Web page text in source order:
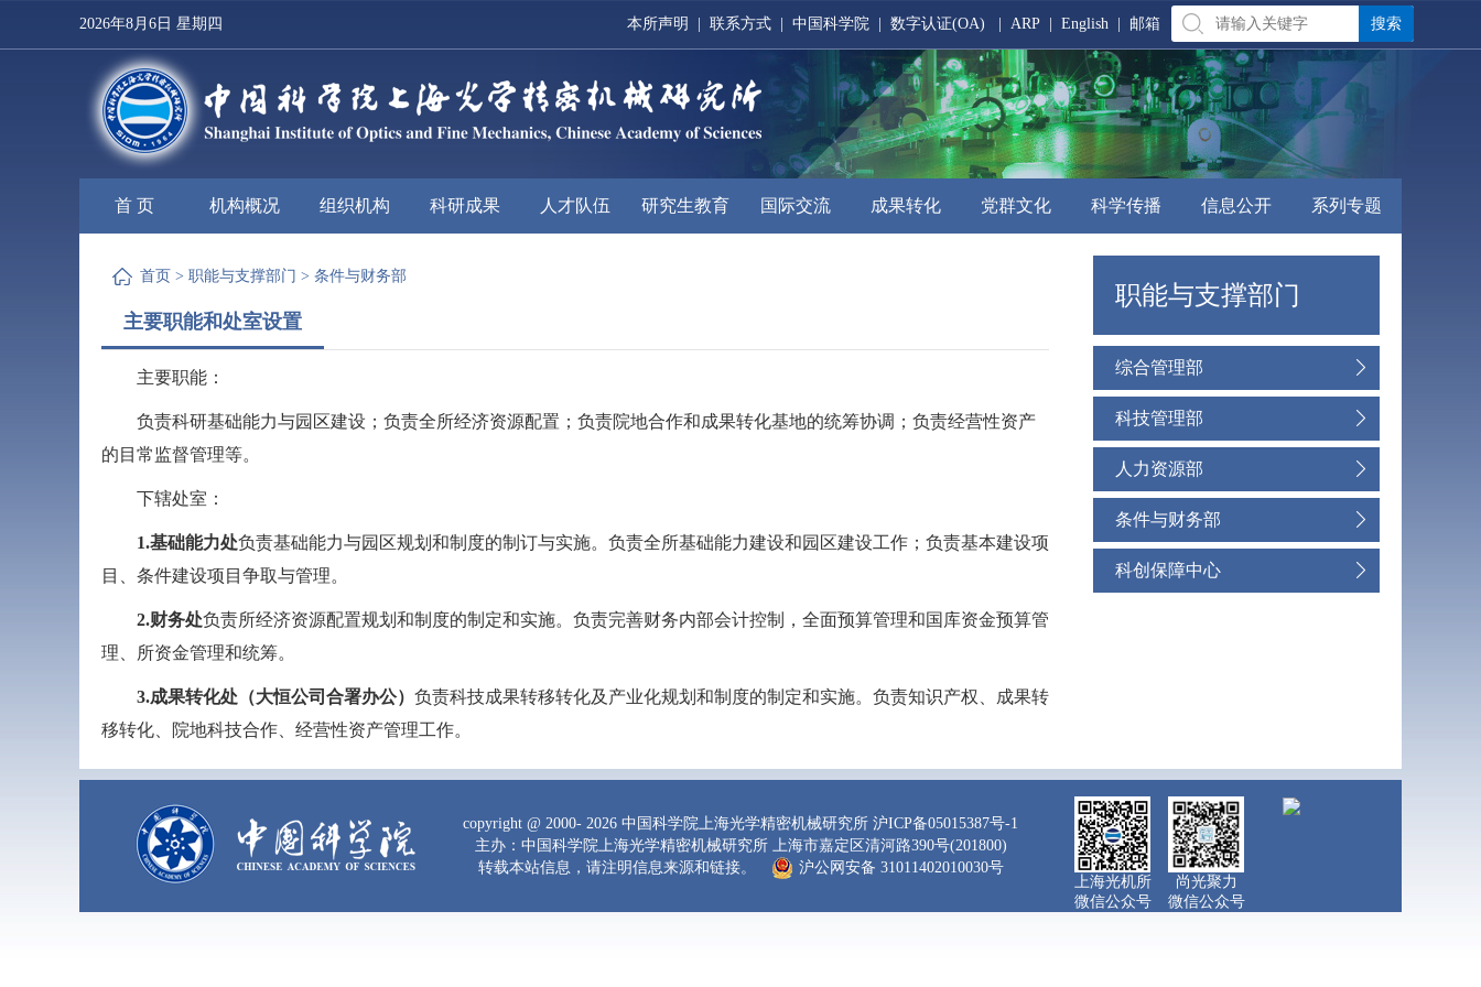
2026年8月6日 星期四 本所声明 联系方式 中国科学院 数字认证(OA) ARP English 邮箱
首 页 机构概况 组织机构 科研成果 人才队伍 研究生教育 国际交流 成果转化 党群文化 科学传播 信息公开 系列专题
首页 > 职能与支撑部门 > 条件与财务部
主要职能和处室设置
主要职能：
负责科研基础能力与园区建设；负责全所经济资源配置；负责院地合作和成果转化基地的统筹协调；负责经营性资产
的目常监督管理等。
下辖处室：
1.基础能力处负责基础能力与园区规划和制度的制订与实施。负责全所基础能力建设和园区建设工作；负责基本建设项
目、条件建设项目争取与管理。
2.财务处负责所经济资源配置规划和制度的制定和实施。负责完善财务内部会计控制，全面预算管理和国库资金预算管
理、所资金管理和统筹。
3.成果转化处（大恒公司合署办公） 负责科技成果转移转化及产业化规划和制度的制定和实施。负责知识产权、成果转
移转化、院地科技合作、经营性资产管理工作。
职能与支撑部门
综合管理部
科技管理部
人力资源部
条件与财务部
科创保障中心
copyright @ 2000- 2026 中国科学院上海光学精密机械研究所 沪ICP备05015387号-1
主办：中国科学院上海光学精密机械研究所 上海市嘉定区清河路390号(201800)
转载本站信息，请注明信息来源和链接。
沪公网安备 31011402010030号
上海光机所
微信公众号
尚光聚力
微信公众号